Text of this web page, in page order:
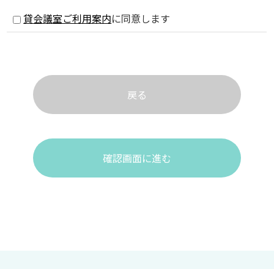
貸会議室ご利用案内に同意します
戻る
確認画面に進む